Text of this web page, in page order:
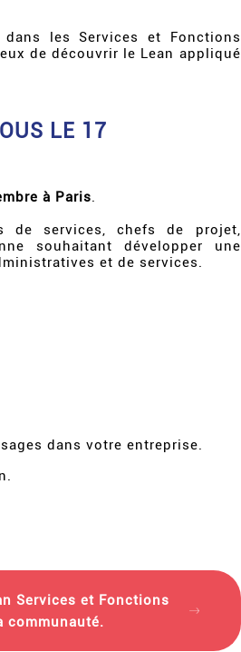
les Services et Fonctions
de découvrir le Lean appliqué
LE 17
à Paris.
de services, chefs de projet,
souhaitant développer une
et de services.
dans votre entreprise.
Services et Fonctions
communauté.